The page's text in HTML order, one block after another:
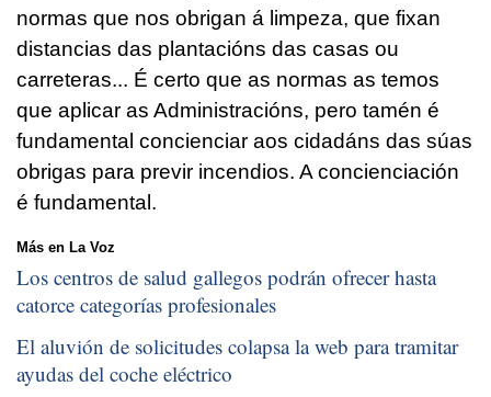
normas que nos obrigan á limpeza, que fixan
distancias das plantacións das casas ou
carreteras... É certo que as normas as temos
que aplicar as Administracións, pero tamén é
fundamental concienciar aos cidadáns das súas
obrigas para previr incendios. A concienciación
é fundamental.
Más en La Voz
Los centros de salud gallegos podrán ofrecer hasta
catorce categorías profesionales
El aluvión de solicitudes colapsa la web para tramitar
ayudas del coche eléctrico